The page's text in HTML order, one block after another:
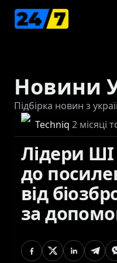
Новини
Підбірка новин з
Techniq 2 місяці
Лідери
до
від
за